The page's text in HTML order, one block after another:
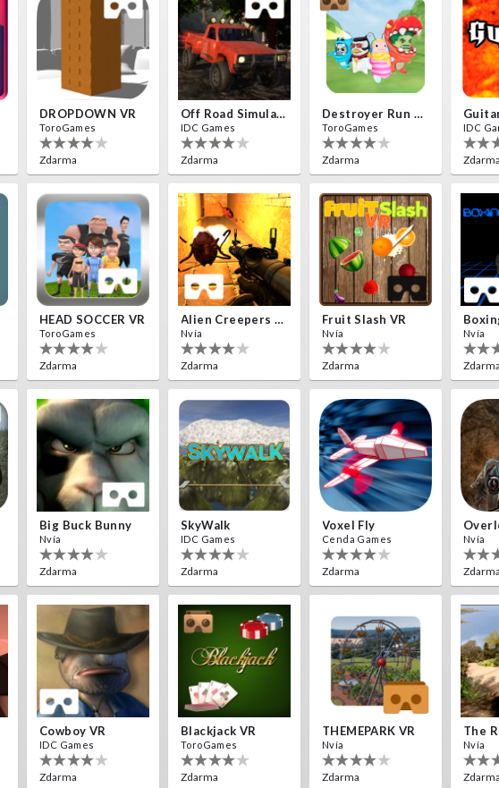
DROPDOWN VR
ToroGames
Zdarma
Off Road Simulator VR
IDC Games
Zdarma
Destroyer Run VR
ToroGames
Zdarma
IDC
Zdarma
HEAD SOCCER VR
ToroGames
Zdarma
Alien Creepers VR
Nvía
Zdarma
Fruit Slash VR
Nvía
Zdarma
Nvía
Zdarma
Big Buck Bunny
Nvía
Zdarma
SkyWalk
IDC Games
Zdarma
Voxel Fly
Cenda Games
Zdarma
Nvía
Zdarma
Cowboy VR
IDC Games
Zdarma
Blackjack VR
ToroGames
Zdarma
THEMEPARK VR
Nvía
Zdarma
The
Nvía
Zdarma